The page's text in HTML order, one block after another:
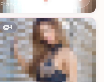
France
4